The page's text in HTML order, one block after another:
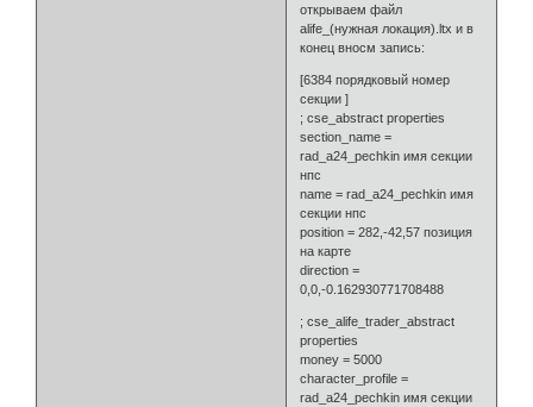
открываем файл
alife_(нужная локация).ltx и в
конец вносм запись:
[6384 порядковый номер
секции ]
; cse_abstract properties
section_name =
rad_a24_pechkin имя секции
нпс
name = rad_a24_pechkin имя
секции нпс
position = 282,-42,57 позиция
на карте
direction =
0,0,-0.162930771708488
; cse_alife_trader_abstract
properties
money = 5000
character_profile =
rad_a24_pechkin имя секции